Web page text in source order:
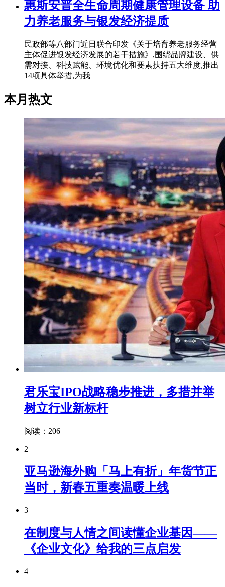
惠斯安普全生命周期健康管理设备 助
力养老服务与银发经济提质
民政部等八部门近日联合印发《关于培育养老服务经营
主体促进银发经济发展的若干措施》,围绕品牌建设、供
需对接、科技赋能、环境优化和要素扶持五大维度,推出
14项具体举措,为我
本月热文
君乐宝IPO战略稳步推进，多措并举
树立行业新标杆
阅读：206
2
亚马逊海外购「马上有折」年货节正
当时，新春五重奏温暖上线
3
在制度与人情之间读懂企业基因——
《企业文化》给我的三点启发
4